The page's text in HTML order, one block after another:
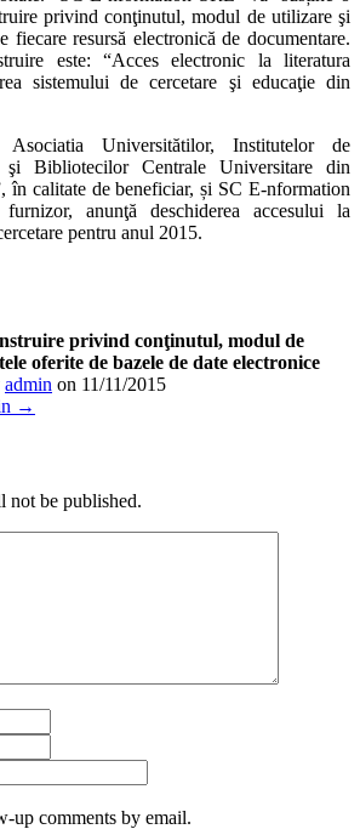
privind conţinutul, modul de utilizare şi
fiecare resursă electronică de documentare.
este: “Acces electronic la literatura
sistemului de cercetare şi educaţie din
Universitătilor, Institutelor de
şi Bibliotecilor Centrale Universitare din
în calitate de beneficiar, și SC E-nformation
anunţă deschiderea accesului la
pentru anul 2015.
privind conţinutul, modul de
oferite de bazele de date electronice
admin on 11/11/2015
→
not be published.
up comments by email.